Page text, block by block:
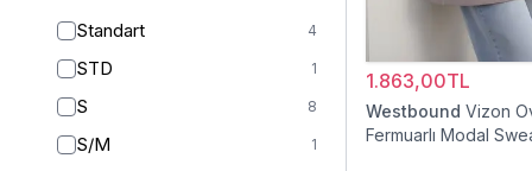
Standart 4
STD 1
S 8
S/M 1
1.863,00TL
Westbound Vizon
Fermuarlı Modal